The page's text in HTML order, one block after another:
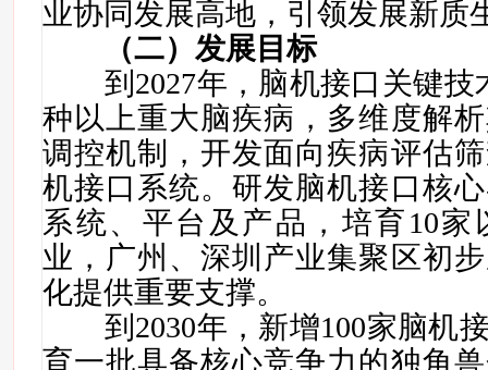
业协同发展高地，引领发展新质
（二）发展目标
到2027年，脑机接口关键技
种以上重大脑疾病，多维度解
调控机制，开发面向疾病评估
机接口系统。研发脑机接口核
系统、平台及产品，培育10家
业，广州、深圳产业集聚区初
化提供重要支撑。
到2030年，新增100家脑机
育一批具备核心竞争力的独角